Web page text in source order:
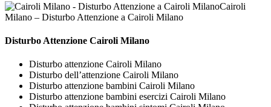
Cairoli
Milano – Disturbo Attenzione a Cairoli Milano
Disturbo Attenzione Cairoli Milano
Disturbo attenzione Cairoli Milano
Disturbo dell’attenzione Cairoli Milano
Disturbo attenzione bambini Cairoli Milano
Disturbo attenzione bambini esercizi Cairoli Milano